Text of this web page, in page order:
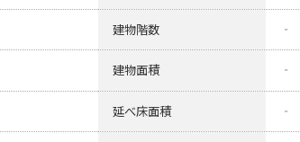
建物階数 ‐
建物面積 ‐
延べ床面積 ‐